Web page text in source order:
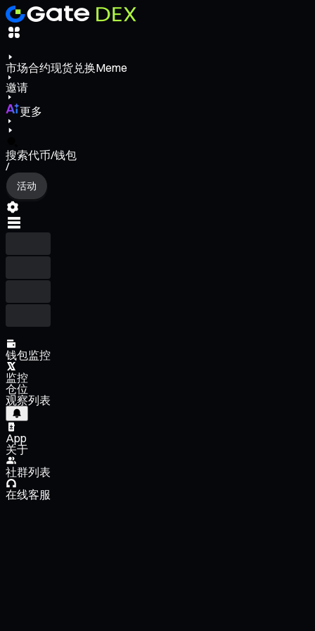
市场合约现货兑换Meme
邀请
更多
搜索代币/钱包
/
活动
钱包监控
监控
仓位
观察列表
App
关于
社群列表
在线客服